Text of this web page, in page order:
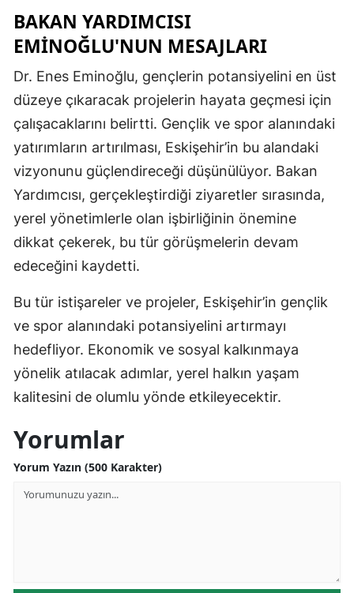
BAKAN YARDIMCISI
EMINOĞLU'NUN MESAJLARI
Dr. Enes Eminoğlu, gençlerin potansiyelini en üst
düzeye çıkaracak projelerin hayata geçmesi için
çalışacaklarını belirtti. Gençlik ve spor alanındaki
yatırımların artırılması, Eskişehir’in bu alandaki
vizyonunu güçlendireceği düşünülüyor. Bakan
Yardımcısı, gerçekleştirdiği ziyaretler sırasında,
yerel yönetimlerle olan işbirliğinin önemine
dikkat çekerek, bu tür görüşmelerin devam
edeceğini kaydetti.
Bu tür istişareler ve projeler, Eskişehir’in gençlik
ve spor alanındaki potansiyelini artırmayı
hedefliyor. Ekonomik ve sosyal kalkınmaya
yönelik atılacak adımlar, yerel halkın yaşam
kalitesini de olumlu yönde etkileyecektir.
Yorumlar
Yorum Yazın (500 Karakter)